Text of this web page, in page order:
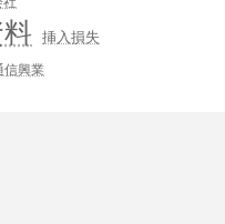
挿入損失
信興業